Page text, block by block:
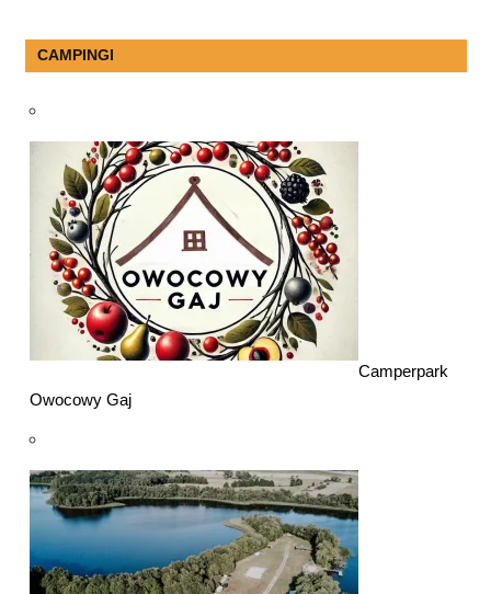
CAMPINGI
Camperpark
Owocowy Gaj